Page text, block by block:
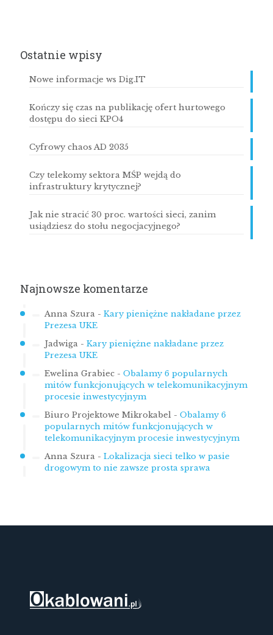
Ostatnie wpisy
Nowe informacje ws Dig.IT
Kończy się czas na publikację ofert hurtowego
dostępu do sieci KPO4
Cyfrowy chaos AD 2035
Czy telekomy sektora MŚP wejdą do
infrastruktury krytycznej?
Jak nie stracić 30 proc. wartości sieci, zanim
usiądziesz do stołu negocjacyjnego?
Najnowsze komentarze
Anna Szura - Kary pieniężne nakładane przez
Prezesa UKE
Jadwiga - Kary pieniężne nakładane przez
Prezesa UKE
Ewelina Grabiec - Obalamy 6 popularnych
mitów funkcjonujących w telekomunikacyjnym
procesie inwestycyjnym
Biuro Projektowe Mikrokabel - Obalamy 6
popularnych mitów funkcjonujących w
telekomunikacyjnym procesie inwestycyjnym
Anna Szura - Lokalizacja sieci telko w pasie
drogowym to nie zawsze prosta sprawa